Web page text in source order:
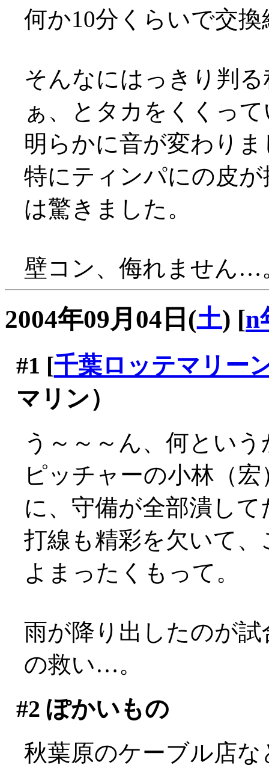
何か10分くらいで交
そんなにはっきり判
ぁ、とタカをくくっ
明らかに音が変わり
特にティンパにの皮
は驚きました。
壁コン、侮れません…
2004年09月04日(土) [n
#1 [千葉ロッテマリー
マリン）
う～～～ん、何とい
ピッチャーの小林（
に、守備が全部潰して
打線も精彩を欠いて
よまったくもって。
雨が降り出したのが
の救い…。
#2 ぽかいもの
秋葉原のケーブル店な